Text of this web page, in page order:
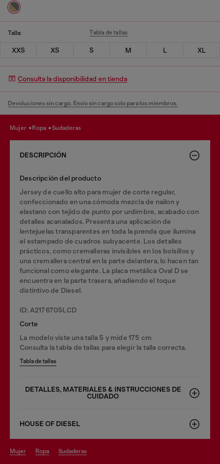
Talla: Tabla de tallas
XXS XS S M L XL
Consulta la disponibilidad en tienda
Devoluciones sin cargo. Envío sin cargo solo para los miembros.
mujer ropa sudaderas
DESCRIPCIÓN
Descripción del producto
Jersey de cuello alto para mujer de corte regular,
confeccionado en una cómoda mezcla de nailon y
elastano con tejido de punto por urdimbre, acabado con
detalles acanalados. Presenta una aplicación de
lentejuelas transparentes en toda la prenda que ilumina
el estampado de cuadros subyacente. Los detalles
prácticos, como cremalleras invisibles en los bolsillos y
una cremallera central en la parte delantera, lo hacen tan
funcional como elegante. La placa metálica Oval D se
encuentra en la parte trasera, añadiendo el toque
distintivo de Diesel.
ID: A217670SLCD
Corte
La modelo viste una talla S y mide 175 cm
Consulta la tabla de tallas para elegir la talla correcta.
Tabla de tallas
DETALLES, MATERIALES & INSTRUCCIONES DE
CUIDADO
HOUSE OF DIESEL
mujer ropa sudaderas